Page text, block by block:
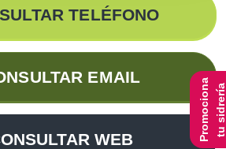
Promocionatu sidrería
TELÉFONO
EMAIL
WEB